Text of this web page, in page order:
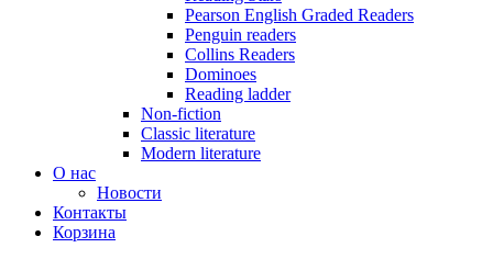
Pearson English Graded Readers
Penguin readers
Collins Readers
Dominoes
Reading ladder
Non-fiction
Classic literature
Modern literature
О нас
Новости
Контакты
Корзина